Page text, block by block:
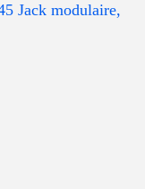
Jack modulaire,